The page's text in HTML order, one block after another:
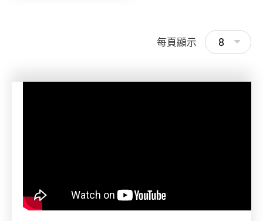
每頁顯示 8